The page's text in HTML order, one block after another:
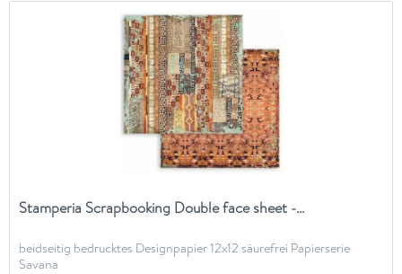
Stamperia Scrapbooking Double face sheet -...
beidseitig bedrucktes Designpapier 12x12 säurefrei Papierserie
Savana